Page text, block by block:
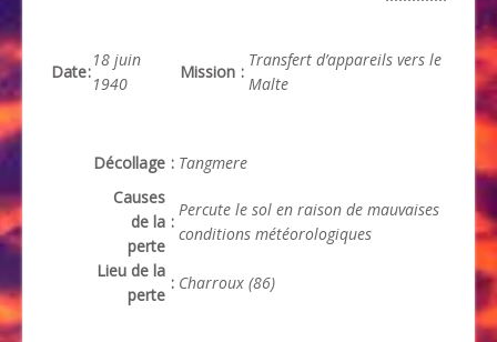
Date:
18 juin
1940
Mission :
Transfert d’appareils vers le
Malte
Décollage : Tangmere
Causes
de la
perte
:
Percute le sol en raison de mauvaises
conditions météorologiques
Lieu de la
perte
: Charroux (86)